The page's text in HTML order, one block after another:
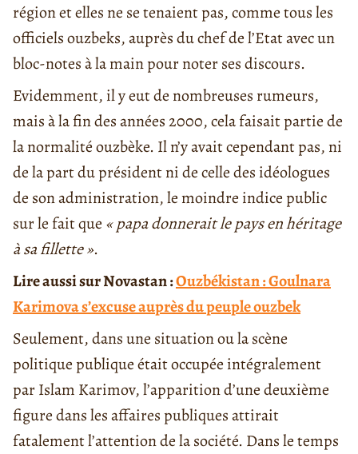
région et elles ne se tenaient pas, comme tous les
officiels ouzbeks, auprès du chef de l’Etat avec un
bloc-notes à la main pour noter ses discours.
Evidemment, il y eut de nombreuses rumeurs,
mais à la fin des années 2000, cela faisait partie de
la normalité ouzbèke. Il n’y avait cependant pas, ni
de la part du président ni de celle des idéologues
de son administration, le moindre indice public
sur le fait que « papa donnerait le pays en héritage
à sa fillette ».
Lire aussi sur Novastan :Ouzbékistan : Goulnara
Karimova s’excuse auprès du peuple ouzbek
Seulement, dans une situation ou la scène
politique publique était occupée intégralement
par Islam Karimov, l’apparition d’une deuxième
figure dans les affaires publiques attirait
fatalement l’attention de la société. Dans le temps